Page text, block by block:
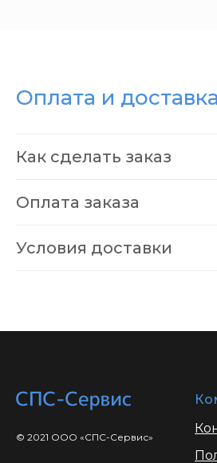
Оплата и доставка
Как сделать заказ
Оплата заказа
Условия доставки
© 2021 ООО «СПС-Сервис»